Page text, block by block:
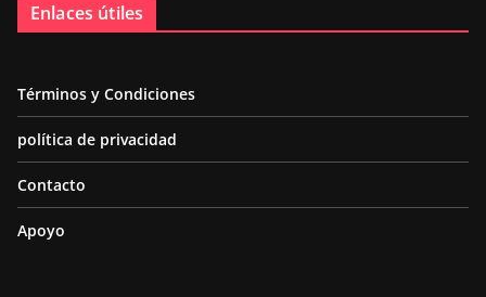
Enlaces útiles
Términos y Condiciones
política de privacidad
Contacto
Apoyo